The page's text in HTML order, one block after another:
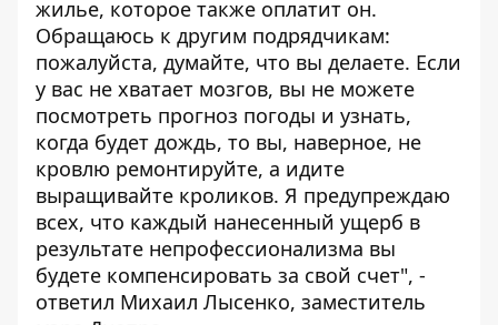
жилье, которое также оплатит он.
Обращаюсь к другим подрядчикам:
пожалуйста, думайте, что вы делаете. Если
у вас не хватает мозгов, вы не можете
посмотреть прогноз погоды и узнать,
когда будет дождь, то вы, наверное, не
кровлю ремонтируйте, а идите
выращивайте кроликов. Я предупреждаю
всех, что каждый нанесенный ущерб в
результате непрофессионализма вы
будете компенсировать за свой счет", -
ответил Михаил Лысенко, заместитель